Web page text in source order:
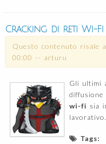
Cracking di reti Wi-Fi
Questo contenuto risale
00:00 -- arturu
Gli ultimi
diffusione
wi-fi sia
lavorativo.
Tags: